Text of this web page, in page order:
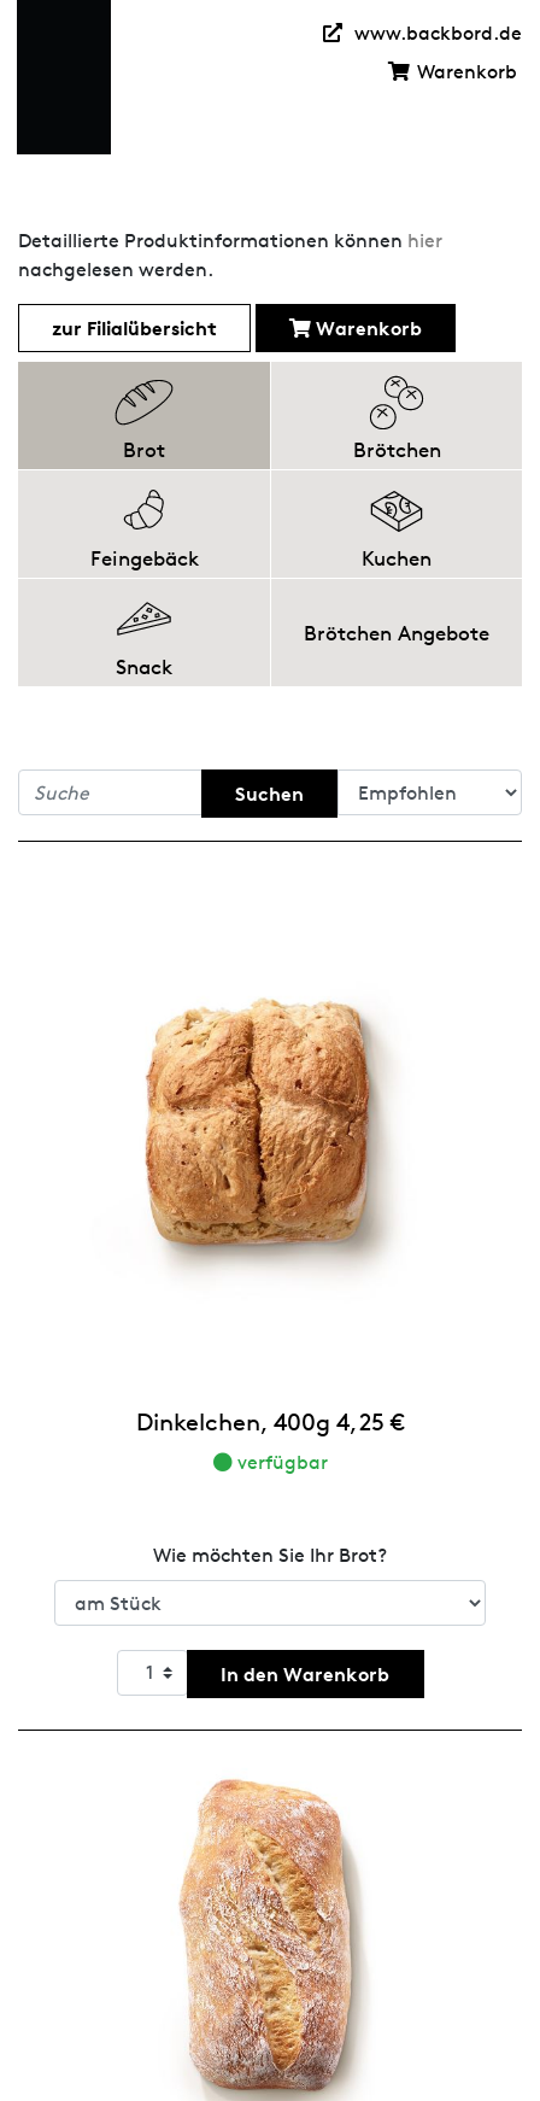
www.backbord.de
Warenkorb
Detaillierte Produktinformationen können hier
nachgelesen werden.
zur Filialübersicht Warenkorb
Brot Brötchen
Feingebäck Kuchen
Snack
Brötchen Angebote
Suchen
Dinkelchen, 400g 4,25 €
verfügbar
Wie möchten Sie Ihr Brot?
In den Warenkorb